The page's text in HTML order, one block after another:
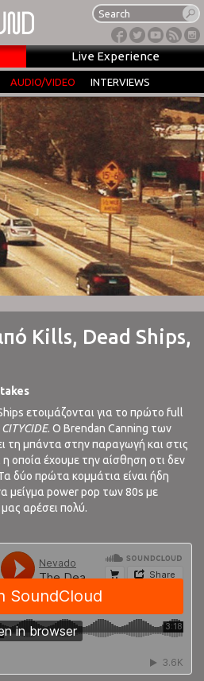
Live Experience
AUDIO/VIDEO INTERVIEWS
Kills, Dead Ships,
ετοιμάζονται για το πρώτο full
CITYCIDE. Ο Brendan Canning των
τη μπάντα στην παραγωγή και στις
οποία έχουμε την αίσθηση οτι δεν
δύο πρώτα κομμάτια είναι ήδη
μείγμα power pop των 80s με
αρέσει πολύ.